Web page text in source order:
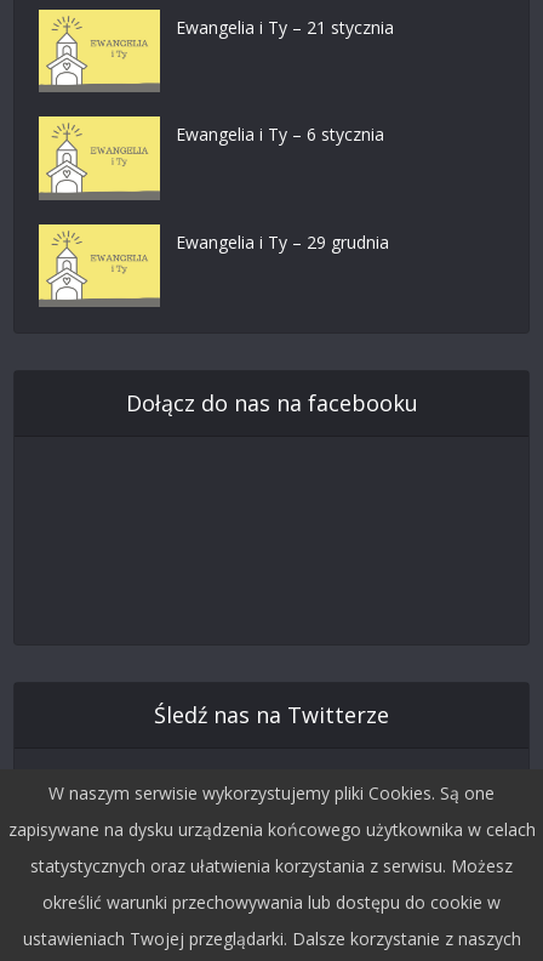
Ewangelia i Ty – 21 stycznia
Ewangelia i Ty – 6 stycznia
Ewangelia i Ty – 29 grudnia
Dołącz do nas na facebooku
Śledź nas na Twitterze
W naszym serwisie wykorzystujemy pliki Cookies. Są one
zapisywane na dysku urządzenia końcowego użytkownika w celach
statystycznych oraz ułatwienia korzystania z serwisu. Możesz
określić warunki przechowywania lub dostępu do cookie w
ustawieniach Twojej przeglądarki. Dalsze korzystanie z naszych